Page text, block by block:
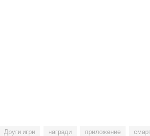
Други игри награди приложение